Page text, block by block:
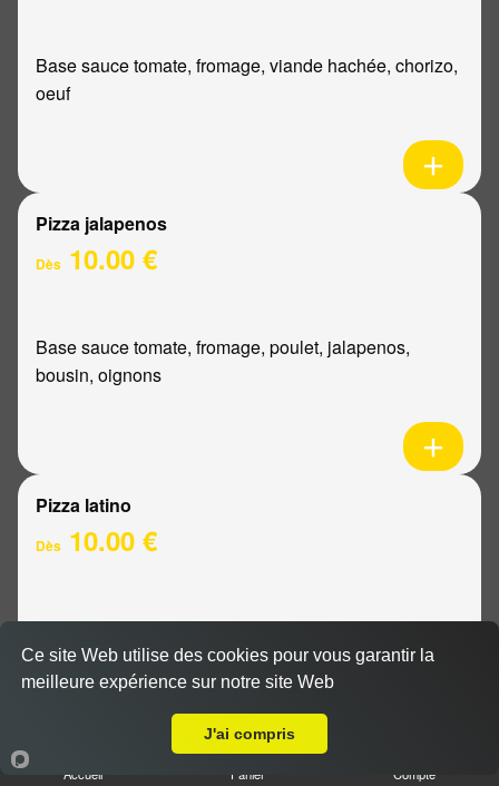
Base sauce tomate, fromage, viande hachée, chorizo,
oeuf
Pizza jalapenos
Dès 10.00 €
Base sauce tomate, fromage, poulet, jalapenos,
bousin, oignons
Pizza latino
Dès 10.00 €
Base sauce tomate, fromage, viande hachée, oignons,
sauce barbecue
Accueil Panier Compte
Ce site Web utilise des cookies pour vous garantir la
meilleure expérience sur notre site Web
J'ai compris